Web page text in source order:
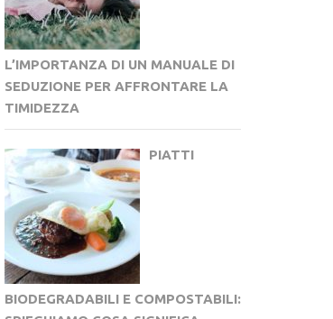
L’IMPORTANZA DI UN MANUALE DI
SEDUZIONE PER AFFRONTARE LA
TIMIDEZZA
PIATTI
BIODEGRADABILI E COMPOSTABILI: